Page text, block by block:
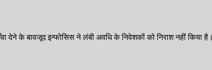
के बावजूद इन्फोसिस ने लंबी अवधि के निवेशकों को निराश नहीं किया है।